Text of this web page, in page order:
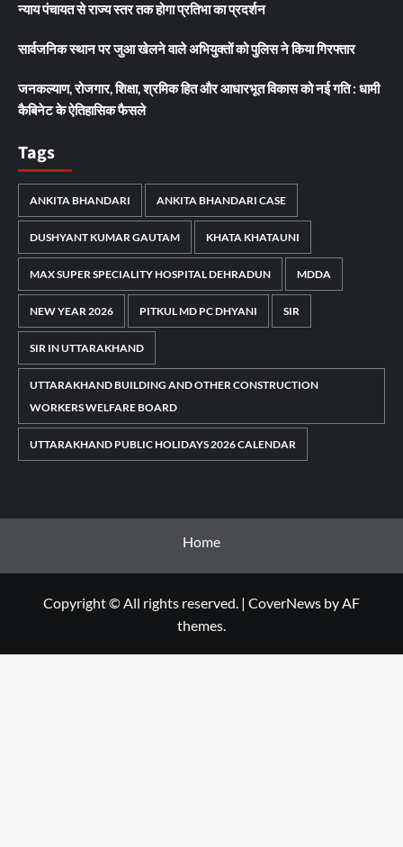
न्याय पंचायत से राज्य स्तर तक होगा प्रतिभा का प्रदर्शन
सार्वजनिक स्थान पर जुआ खेलने वाले अभियुक्तों को पुलिस ने किया गिरफ्तार
जनकल्याण, रोजगार, शिक्षा, श्रमिक हित और आधारभूत विकास को नई गति : धामी
कैबिनेट के ऐतिहासिक फैसले
Tags
ANKITA BHANDARI ANKITA BHANDARI CASE
DUSHYANT KUMAR GAUTAM KHATA KHATAUNI
MAX SUPER SPECIALITY HOSPITAL DEHRADUN MDDA
NEW YEAR 2026 PITKUL MD PC DHYANI SIR
SIR IN UTTARAKHAND
UTTARAKHAND BUILDING AND OTHER CONSTRUCTION
WORKERS WELFARE BOARD
UTTARAKHAND PUBLIC HOLIDAYS 2026 CALENDAR
Home
Copyright © All rights reserved. | CoverNews by AF
themes.